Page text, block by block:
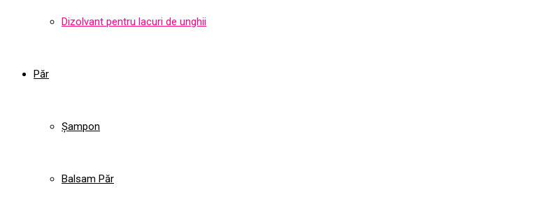
Dizolvant pentru lacuri de unghii
Păr
Șampon
Balsam Păr